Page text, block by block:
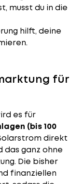
musst du in die
hilft, deine
für
es für
(bis 100
direkt
das ganz ohne
Die bisher
finanziellen